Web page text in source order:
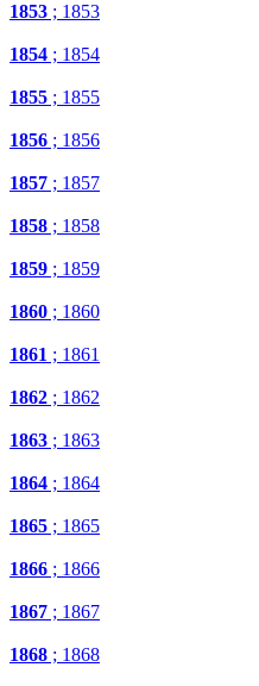
1853 ; 1853
1854 ; 1854
1855 ; 1855
1856 ; 1856
1857 ; 1857
1858 ; 1858
1859 ; 1859
1860 ; 1860
1861 ; 1861
1862 ; 1862
1863 ; 1863
1864 ; 1864
1865 ; 1865
1866 ; 1866
1867 ; 1867
1868 ; 1868